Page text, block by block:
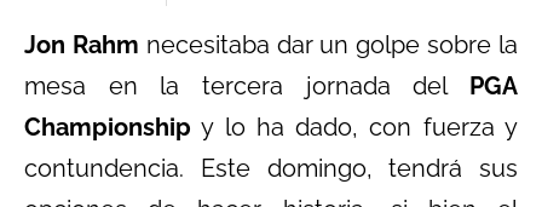
Jon Rahm necesitaba dar un golpe sobre la
mesa en la tercera jornada del PGA
Championship y lo ha dado, con fuerza y
contundencia. Este domingo, tendrá sus